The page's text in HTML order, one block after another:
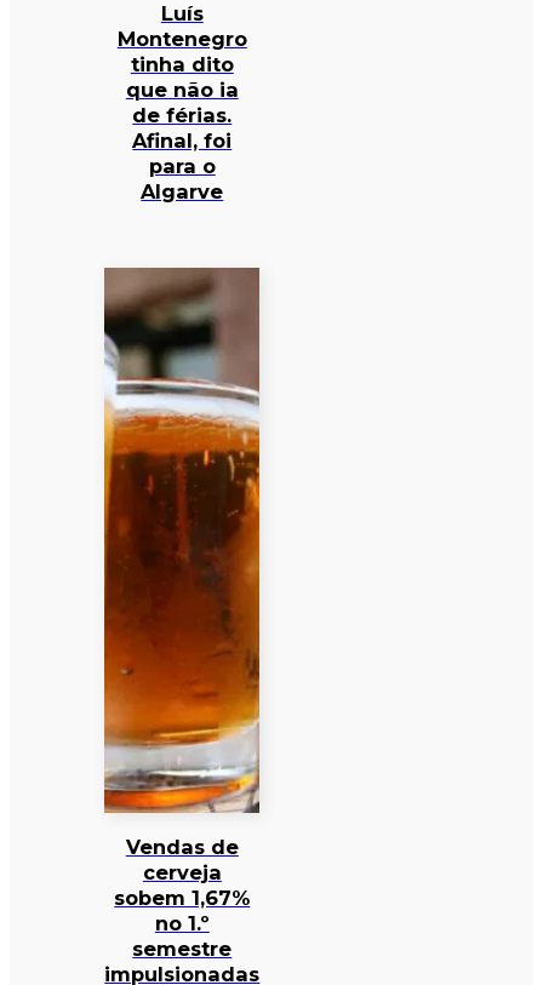
Luís
Montenegro
tinha dito
que não ia
de férias.
Afinal, foi
para o
Algarve
Vendas de
cerveja
sobem 1,67%
no 1.º
semestre
impulsionadas